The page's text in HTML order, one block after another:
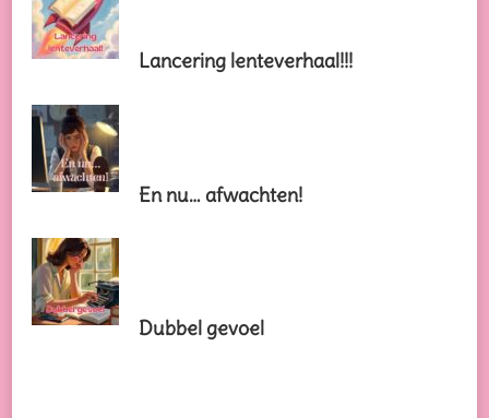
Lancering lenteverhaal!!!
En nu… afwachten!
Dubbel gevoel